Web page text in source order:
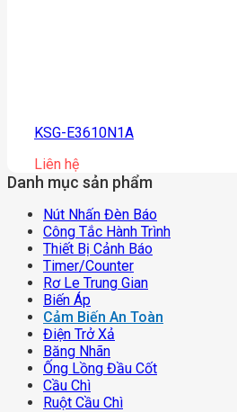
KSG-E3610N1A
Liên hệ
Danh mục sản phẩm
Nút Nhấn Đèn Báo
Công Tắc Hành Trình
Thiết Bị Cảnh Báo
Timer/counter
Rơ Le Trung Gian
Biến Áp
Cảm Biến An Toàn
Điện Trở Xả
Băng Nhãn
Ống Lồng Đầu Cốt
Cầu Chì
Ruột Cầu Chì